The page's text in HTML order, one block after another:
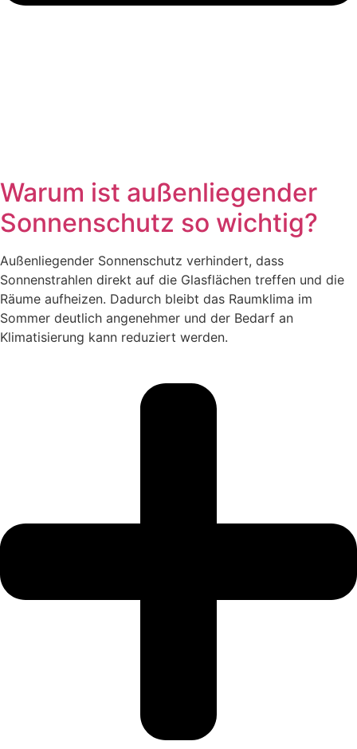
Warum ist außenliegender
Sonnenschutz so wichtig?
Außenliegender Sonnenschutz verhindert, dass
Sonnenstrahlen direkt auf die Glasflächen treffen und die
Räume aufheizen. Dadurch bleibt das Raumklima im
Sommer deutlich angenehmer und der Bedarf an
Klimatisierung kann reduziert werden.